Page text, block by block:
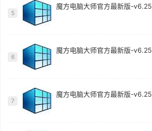
5
魔方电脑大师官方最新版-v6.25
6
魔方电脑大师官方最新版-v6.25
7
魔方电脑大师官方最新版-v6.25